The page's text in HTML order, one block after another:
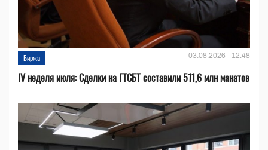
Биржа 03.08.2026 - 12:48
IV неделя июля: Сделки на ГТСБТ составили 511,6 млн манатов